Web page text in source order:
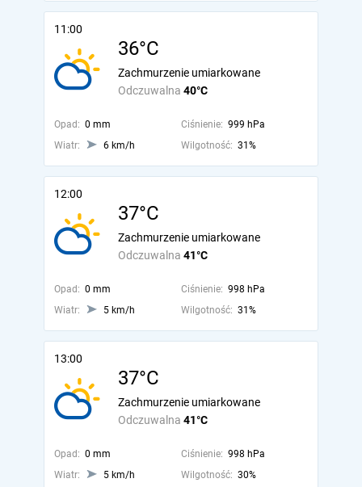
11:00
36°C
Odczuwalna 40°C
Zachmurzenie umiarkowane
Opad: 0 mm Ciśnienie: 999 hPa
Wiatr:
6 km/h Wilgotność: 31%
12:00
37°C
Odczuwalna 41°C
Zachmurzenie umiarkowane
Opad: 0 mm Ciśnienie: 998 hPa
Wiatr:
5 km/h Wilgotność: 31%
13:00
37°C
Odczuwalna 41°C
Zachmurzenie umiarkowane
Opad: 0 mm Ciśnienie: 998 hPa
Wiatr:
5 km/h Wilgotność: 30%